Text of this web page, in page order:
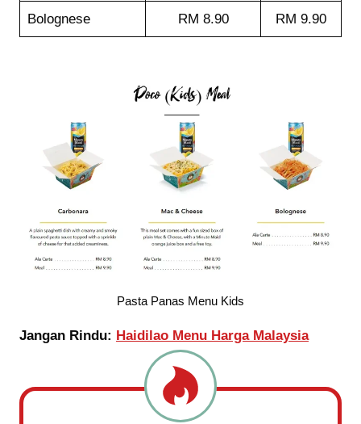
Bolognese RM 8.90 RM 9.90
Pasta Panas Menu Kids
Jangan Rindu: Haidilao Menu Harga Malaysia